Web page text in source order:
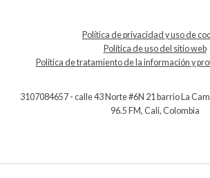
Política de privacidad y uso de
Política de uso del sitio web
Política de tratamiento de la información y
3107084657 - calle 43 Norte #6N 21 barrio La
96.5 FM, Cali, Colombia